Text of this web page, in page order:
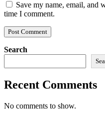
Save my name, email, and
time I comment.
Search
Recent Comments
No comments to show.